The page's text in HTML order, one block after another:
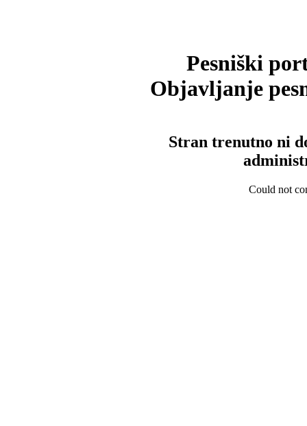
Pesniški
Objavljanje
Stran trenutno ni
Could not